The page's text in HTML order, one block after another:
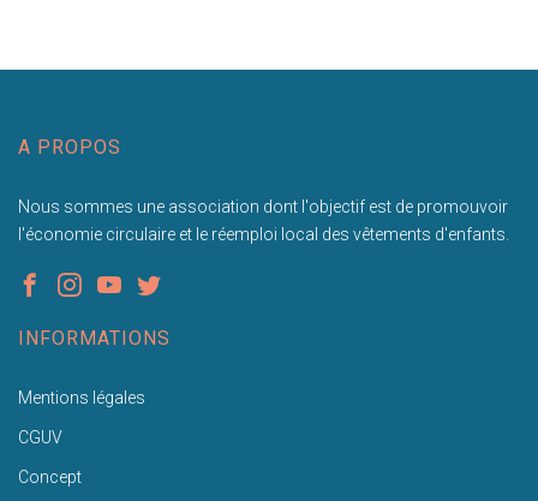
A PROPOS
Nous sommes une association dont l'objectif est de promouvoir
l'économie circulaire et le réemploi local des vêtements d'enfants.
INFORMATIONS
Mentions légales
CGUV
Concept